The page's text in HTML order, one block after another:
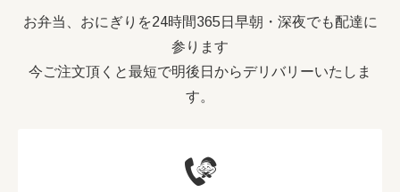
お弁当、おにぎりを24時間365日早朝・深夜でも配達に
参ります
今ご注文頂くと最短で明後日からデリバリーいたしま
す。